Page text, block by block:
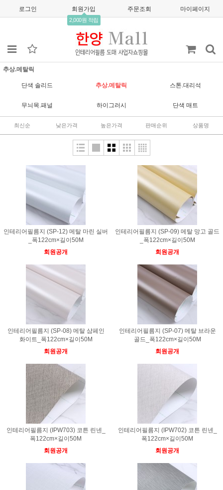
로그인 회원가입
2,000원 적립
주문조회 마이페이지
추상.메탈릭
단색 솔리드 추상.메탈릭 스톤.대리석
무늬목.패널 하이그러시 단색 매트
최신순 낮은가격 높은가격 판매순위 상품명
인테리어필름지 (SP-12) 메탈 마린 실버
_폭122cm×길이50M
회원공개
인테리어필름지 (SP-09) 메탈 망고 골드
_폭122cm×길이50M
회원공개
인테리어필름지 (SP-08) 메탈 샴페인
화이트_폭122cm×길이50M
회원공개
인테리어필름지 (SP-07) 메탈 브라운
골드_폭122cm×길이50M
회원공개
인테리어필름지 (IPW703) 코튼 린넨_
폭122cm×길이50M
회원공개
인테리어필름지 (IPW702) 코튼 린넨_
폭122cm×길이50M
회원공개